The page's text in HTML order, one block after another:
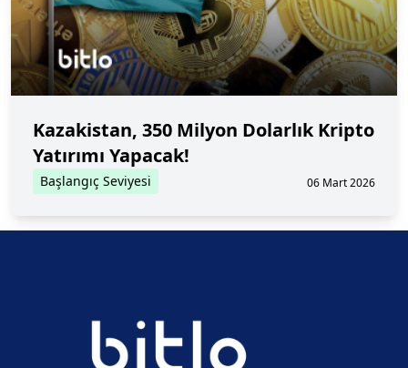
Kazakistan, 350 Milyon Dolarlık Kripto
Yatırımı Yapacak!
Başlangıç Seviyesi 06 Mart 2026